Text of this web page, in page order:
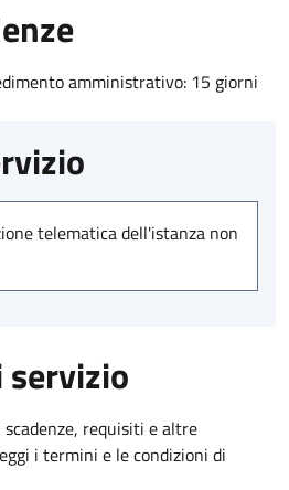
amministrativo: 15 giorni
telematica dell'istanza non
servizio
requisiti e altre
i termini e le condizioni di